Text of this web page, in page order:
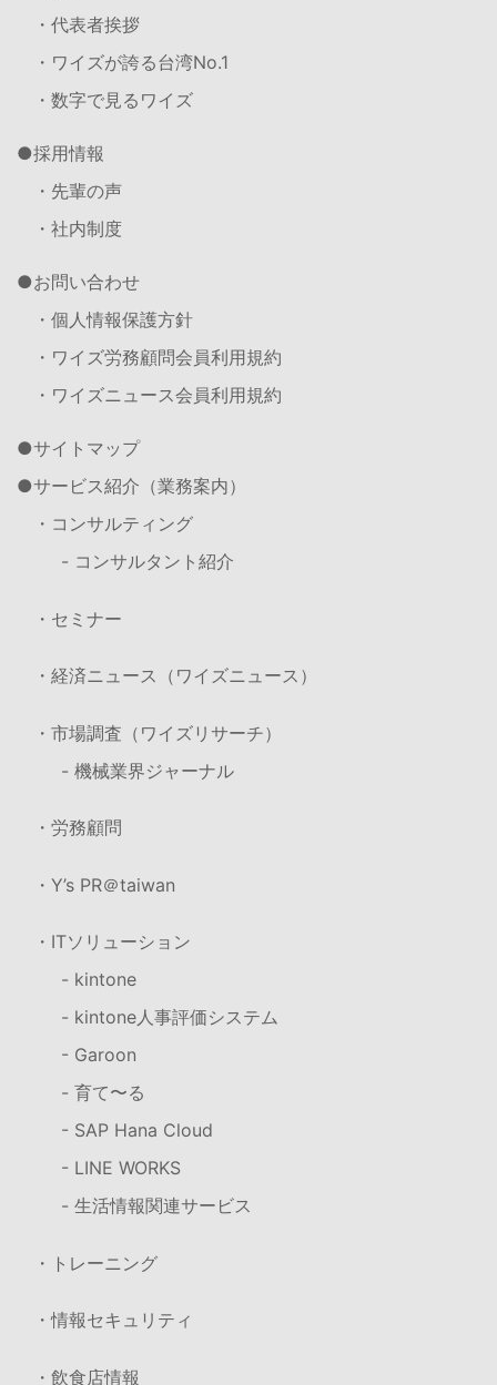
・代表者挨拶
・ワイズが誇る台湾No.1
・数字で見るワイズ
採用情報
・先輩の声
・社内制度
お問い合わせ
・個人情報保護方針
・ワイズ労務顧問会員利用規約
・ワイズニュース会員利用規約
サイトマップ
サービス紹介（業務案内）
・コンサルティング
- コンサルタント紹介
・セミナー
・経済ニュース（ワイズニュース）
・市場調査（ワイズリサーチ）
- 機械業界ジャーナル
・労務顧問
・Y’s PR＠taiwan
・ITソリューション
- kintone
- kintone人事評価システム
- Garoon
- 育て〜る
- SAP Hana Cloud
- LINE WORKS
- 生活情報関連サービス
・トレーニング
・情報セキュリティ
・飲食店情報